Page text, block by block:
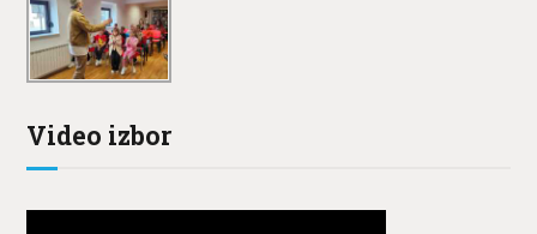
Video izbor